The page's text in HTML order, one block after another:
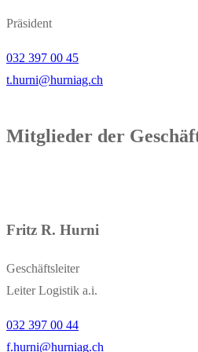
Präsident
032 397 00 45
t.hurni@hurniag.ch
Mitglieder der
Fritz R. Hurni
Geschäftsleiter
Leiter Logistik a.i.
032 397 00 44
f.hurni@hurniag.ch